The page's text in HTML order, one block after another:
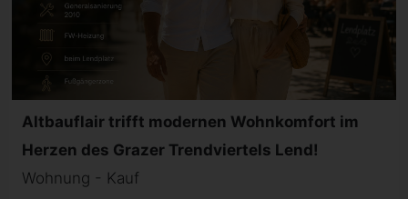
Altbauflair trifft modernen Wohnkomfort im
Herzen des Grazer Trendviertels Lend!
Wohnung - Kauf